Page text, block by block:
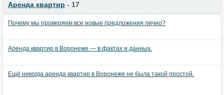
Аренда квартир - 17
Почему мы проверяем все новые предложения лично?
Аренда квартир в Воронеже — в фактах и данных.
Ещё никогда аренда квартир в Воронеже не была такой простой.